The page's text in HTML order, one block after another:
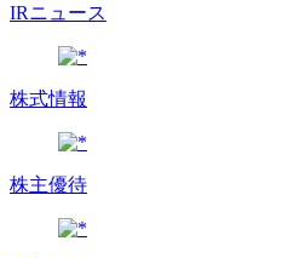
IRニュース
株式情報
株主優待